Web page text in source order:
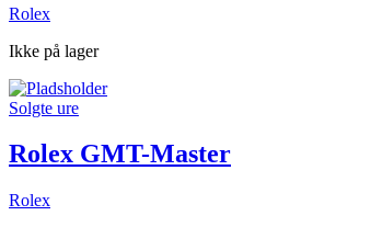
Rolex
Ikke på lager
Solgte ure
Rolex GMT-Master
Rolex